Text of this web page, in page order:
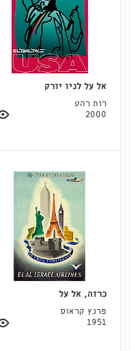
אל על לניו יורק
רות רהט
2000
כרזה, אל על
פרנץ קראוס
1951